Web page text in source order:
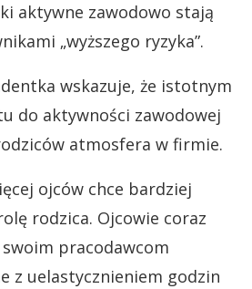
aktywne zawodowo stają
„wyższego ryzyka”.
wskazuje, że istotnym
do aktywności zawodowej
atmosfera w firmie.
ojców chce bardziej
rodzica. Ojcowie coraz
swoim pracodawcom
z uelastycznieniem godzin